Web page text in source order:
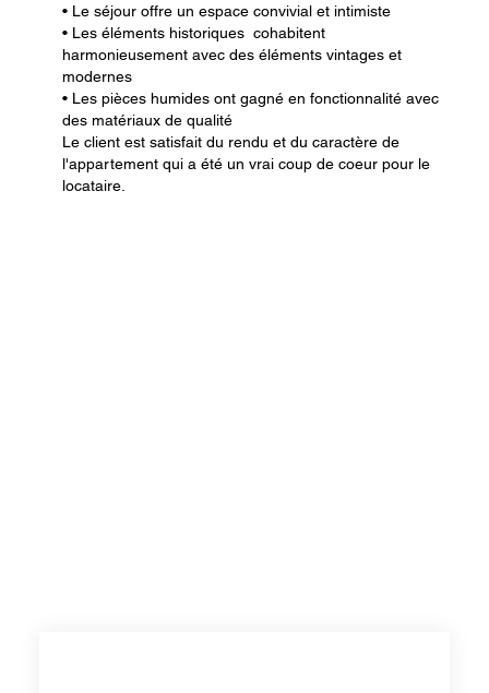
• Le séjour offre un espace convivial et intimiste
• Les éléments historiques cohabitent
harmonieusement avec des éléments vintages et
modernes
• Les pièces humides ont gagné en fonctionnalité avec
des matériaux de qualité
Le client est satisfait du rendu et du caractère de
l'appartement qui a été un vrai coup de coeur pour le
locataire.